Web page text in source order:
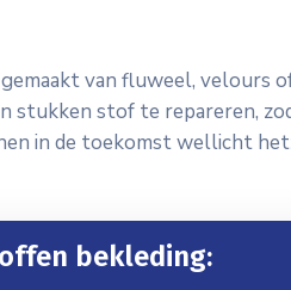
van fluweel, velours
stukken stof te repareren,
in de toekomst wellicht
bekleding: